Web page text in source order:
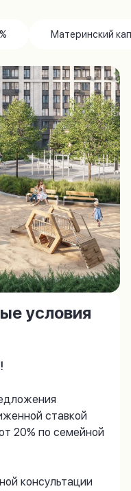
Материнский
условия
ставкой
20% по семейной
консультации